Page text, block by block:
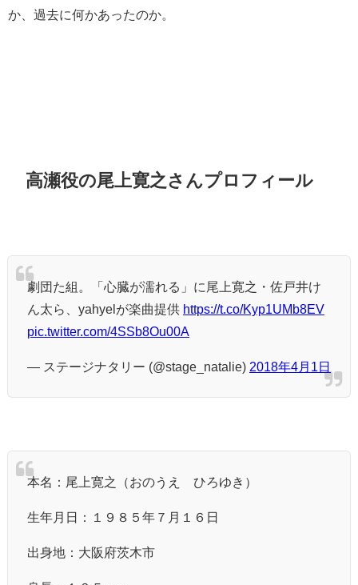
か、過去に何かあったのか。
高瀬役の尾上寛之さんプロフィール
劇団た組。「心臓が濡れる」に尾上寛之・佐戸井け
ん太ら、yahyelが楽曲提供 https://t.co/Kyp1UMb8EV
pic.twitter.com/4SSb8Ou00A
— ステージナタリー (@stage_natalie) 2018年4月1日
本名：尾上寛之（おのうえ ひろゆき）
生年月日：１９８５年７月１６日
出身地：大阪府茨木市